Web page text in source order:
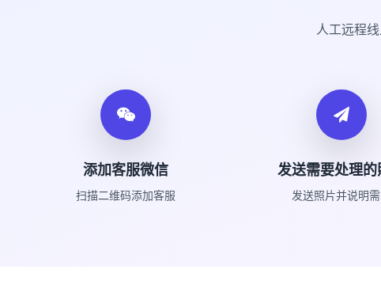
人工远程
添加客服微信
扫描二维码添加客服
发送需要处理的
发送照片并说明